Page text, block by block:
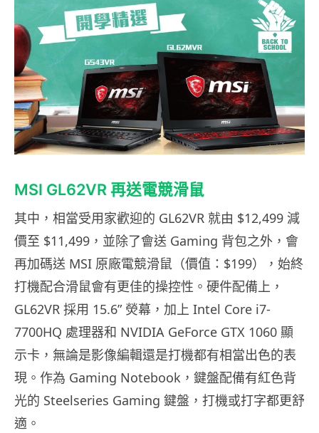
MSI GL62VR 再送電競滑鼠
其中，相當受用家歡迎的 GL62VR 就由 $12,499 減
價至 $11,499，並除了會送 Gaming 背包之外，會
再加碼送 MSI 原廠電競滑鼠（價值：$199），始終
打機配合滑鼠會有更佳的操控性。硬件配備上，
GL62VR 採用 15.6” 熒幕，加上 Intel Core i7-
7700HQ 處理器和 NVIDIA GeForce GTX 1060 顯
示卡，無論是影像編輯還是打機都有相當出色的表
現。作為 Gaming Notebook，鍵盤配備有紅色背
光的 Steelseries Gaming 鍵盤，打機或打字都更舒
適。